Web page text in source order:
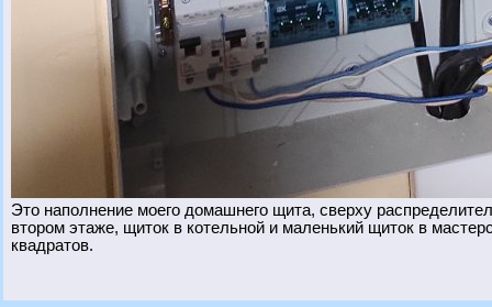
Это наполнение моего домашнего щита, сверху
втором этаже, щиток в котельной и маленький щиток в
квадратов.